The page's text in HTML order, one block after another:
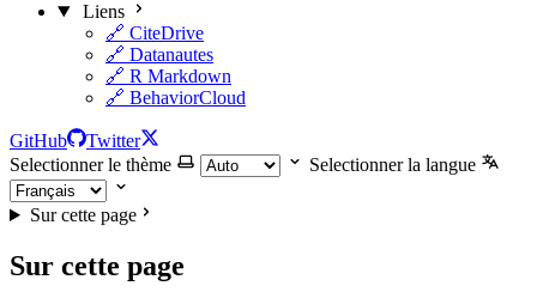
Liens
🔗 CiteDrive
🔗 Datanautes
🔗 R Markdown
🔗 BehaviorCloud
GitHub
Twitter
Selectionner le thème
Selectionner la langue
Sur cette page
Sur cette page